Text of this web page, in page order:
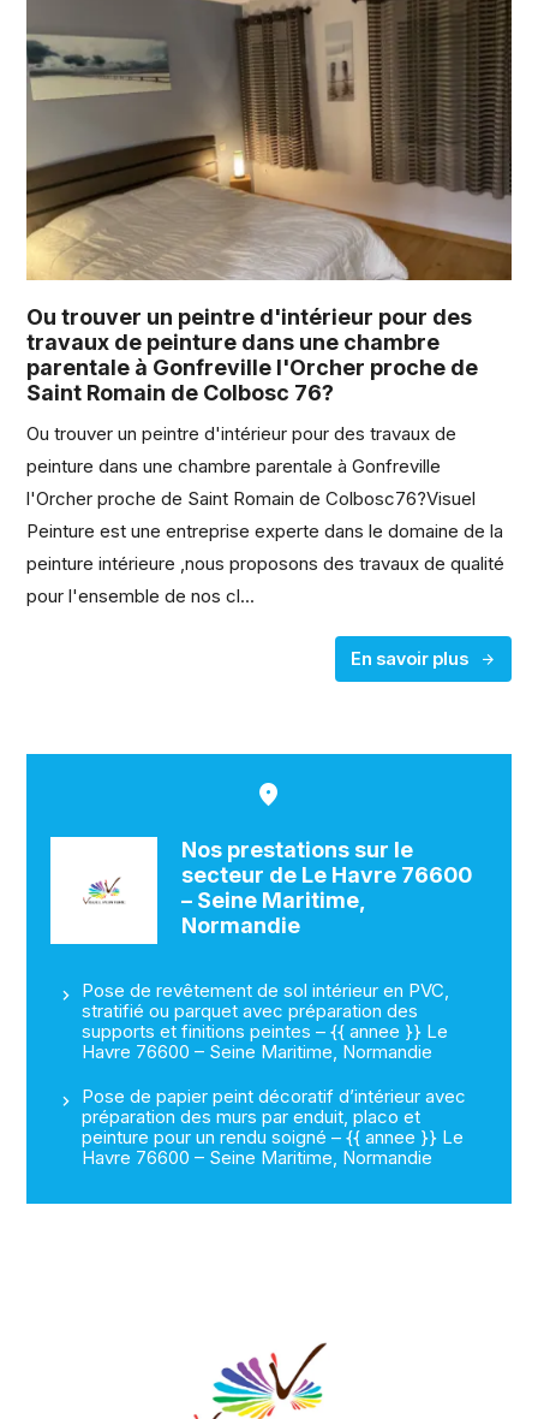
Ou trouver un peintre d'intérieur pour des
travaux de peinture dans une chambre
parentale à Gonfreville l'Orcher proche de
Saint Romain de Colbosc 76?
Ou trouver un peintre d'intérieur pour des travaux de
peinture dans une chambre parentale à Gonfreville
l'Orcher proche de Saint Romain de Colbosc76?Visuel
Peinture est une entreprise experte dans le domaine de la
peinture intérieure ,nous proposons des travaux de qualité
pour l'ensemble de nos cl...
En savoir plus
Nos prestations sur le
secteur de Le Havre 76600
– Seine Maritime,
Normandie
Pose de revêtement de sol intérieur en PVC,
stratifié ou parquet avec préparation des
supports et finitions peintes – {{ annee }} Le
Havre 76600 – Seine Maritime, Normandie
Pose de papier peint décoratif d’intérieur avec
préparation des murs par enduit, placo et
peinture pour un rendu soigné – {{ annee }} Le
Havre 76600 – Seine Maritime, Normandie